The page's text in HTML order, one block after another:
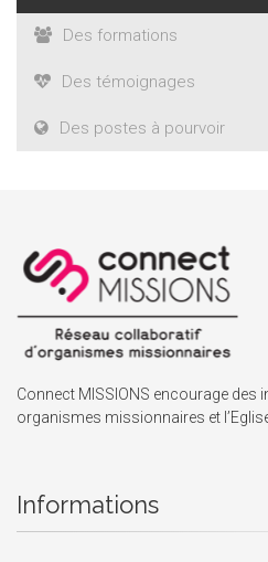
Des formations
Des témoignages
Des postes à pourvoir
Connect MISSIONS encourage des
organismes missionnaires et
Informations